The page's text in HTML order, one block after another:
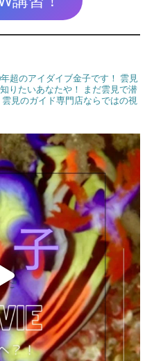
超のアイダイブ金子です！ 雲見
りたいあなたや！ まだ雲見で潜
雲見のガイド専門店ならではの視